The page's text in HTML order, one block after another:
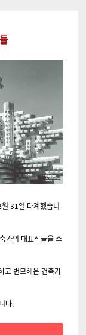
31일 타계했습니
가의 대표작들을 소
고 변모해온 건축가
다.